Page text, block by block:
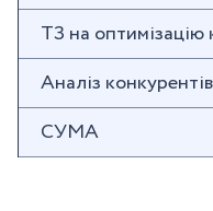
ТЗ на оптимізацію
Аналіз
СУМА